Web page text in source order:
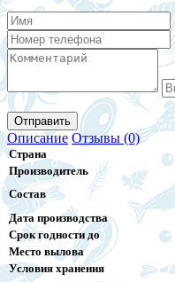
Отправить
Описание Отзывы (0)
Страна
Производитель
Состав
Дата производства
Срок годности до
Место вылова
Условия хранения